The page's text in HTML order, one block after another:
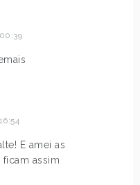
E amei as
assim